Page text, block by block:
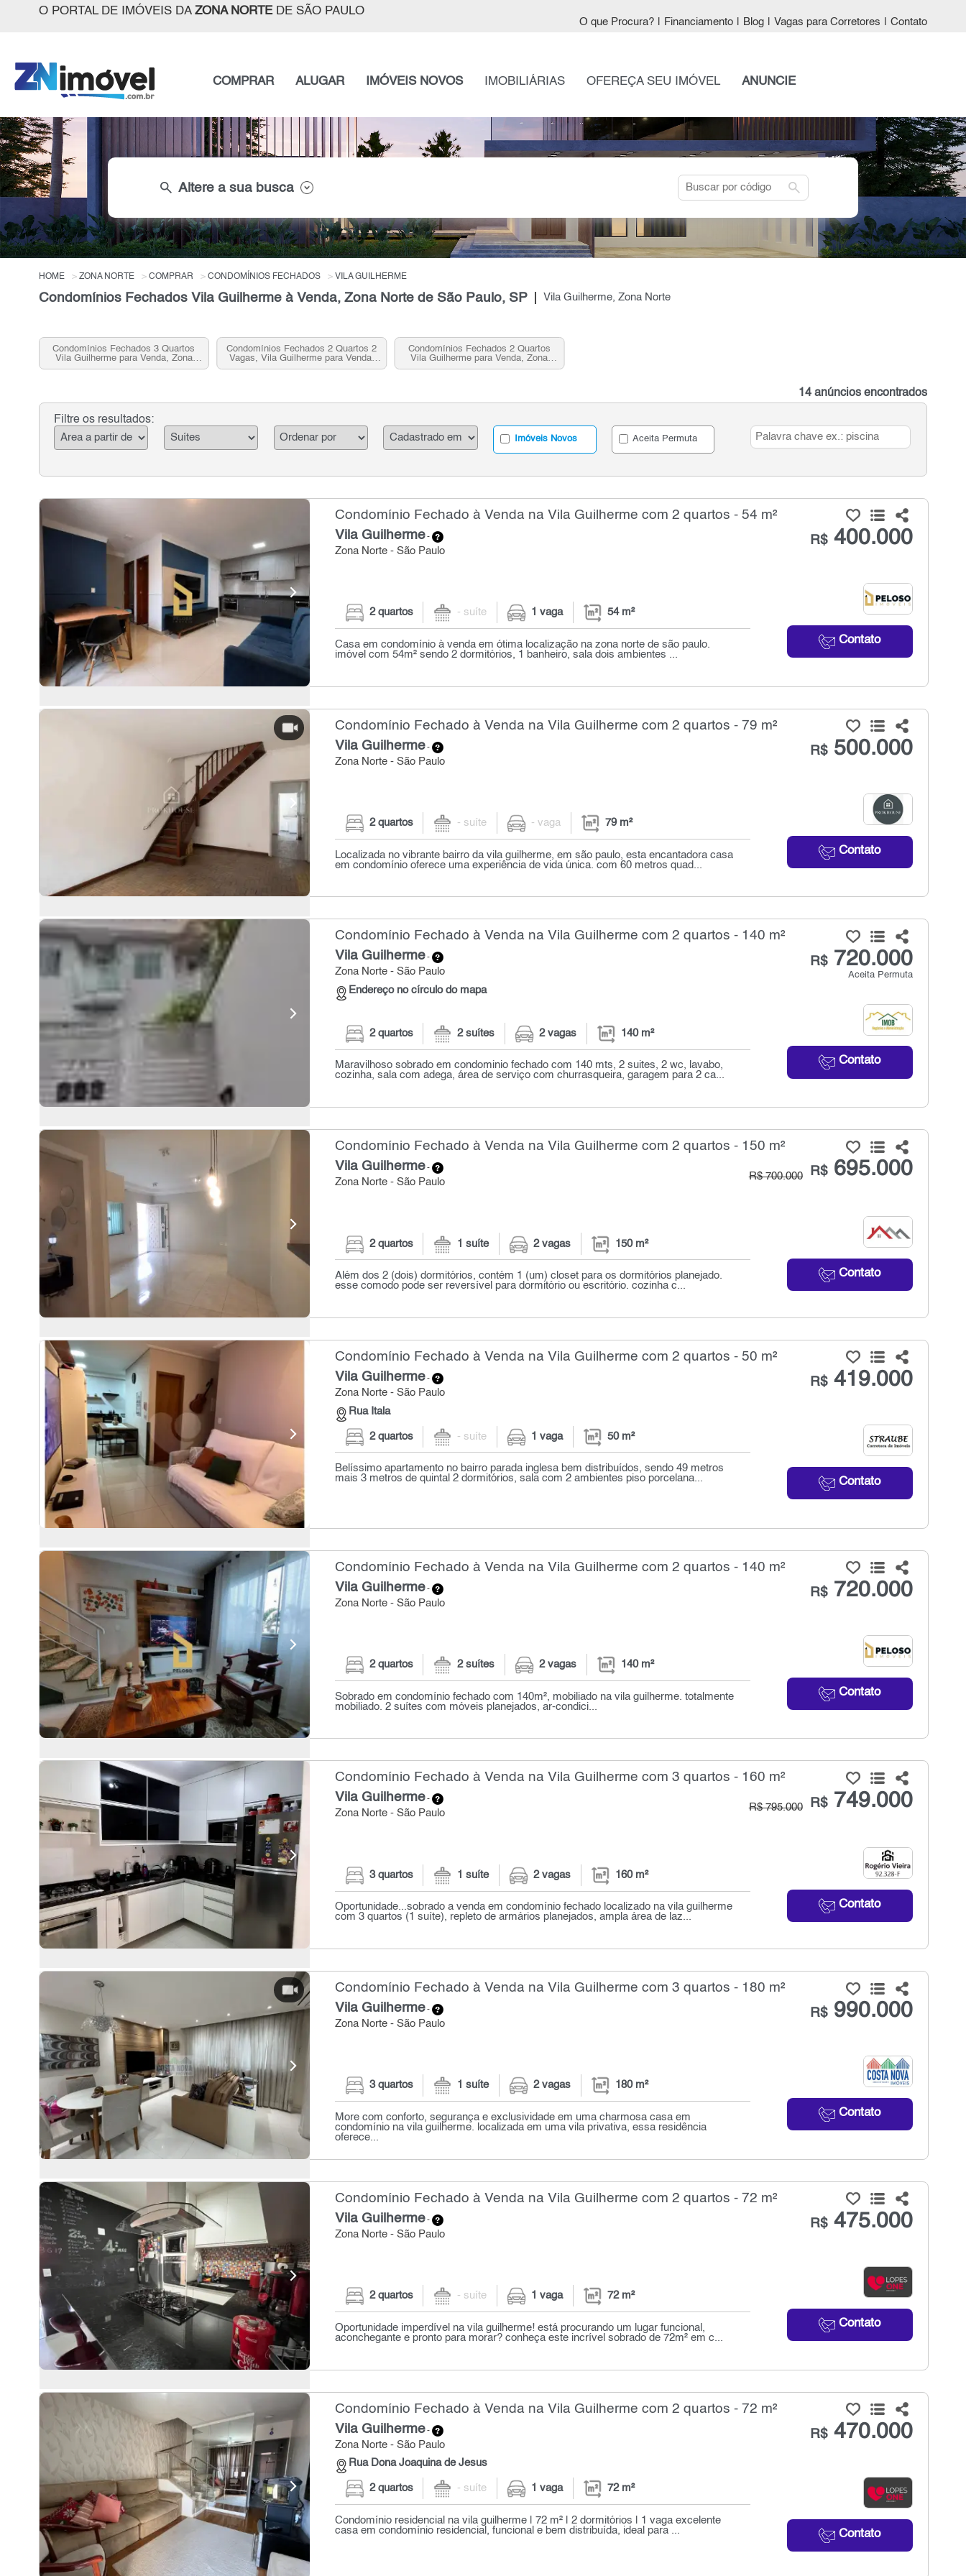
O PORTAL DE IMÓVEIS DA ZONA NORTEDE SÃO PAULO
O que Procura? Financiamento Blog Vagas para Corretores Contato
COMPRAR ALUGAR IMÓVEIS NOVOS IMOBILIÁRIAS OFEREÇA SEU IMÓVEL ANUNCIE
search Altere a sua busca search
HOME ZONA NORTE COMPRAR CONDOMÍNIOS FECHADOS VILA GUILHERME
Condomínios Fechados Vila Guilherme à Venda, Zona Norte de São Paulo, SP Vila Guilherme, Zona Norte
Condomínios Fechados 3 Quartos
Vila Guilherme para Venda, Zona
Norte, SP
Condomínios Fechados 2 Quartos 2
Vagas, Vila Guilherme para Venda,
Zona Norte, SP
Condomínios Fechados 2 Quartos
Vila Guilherme para Venda, Zona
Norte, SP
14 anúncios encontrados
Filtre os resultados:
Imóveis Novos Aceita Permuta
Condomínio Fechado à Venda na Vila Guilherme com 2 quartos - 54 m²
Vila Guilherme-
Zona Norte - São Paulo
R$400.000
Contato
2 quartos - suíte 1 vaga 54 m²
Casa em condomínio à venda em ótima localização na zona norte de são paulo.
imóvel com 54m² sendo 2 dormitórios, 1 banheiro, sala dois ambientes ...
Condomínio Fechado à Venda na Vila Guilherme com 2 quartos - 79 m²
Vila Guilherme-
Zona Norte - São Paulo
R$500.000
Contato
2 quartos - suíte - vaga 79 m²
Localizada no vibrante bairro da vila guilherme, em são paulo, esta encantadora casa
em condomínio oferece uma experiência de vida única. com 60 metros quad...
Condomínio Fechado à Venda na Vila Guilherme com 2 quartos - 140 m²
Vila Guilherme-
Zona Norte - São Paulo
Endereço no círculo do mapa
R$720.000
Aceita Permuta
Contato
2 quartos 2 suítes 2 vagas 140 m²
Maravilhoso sobrado em condominio fechado com 140 mts, 2 suites, 2 wc, lavabo,
cozinha, sala com adega, área de serviço com churrasqueira, garagem para 2 ca...
Condomínio Fechado à Venda na Vila Guilherme com 2 quartos - 150 m²
Vila Guilherme-
Zona Norte - São Paulo
R$695.000
R$ 700.000
Contato
2 quartos 1 suíte 2 vagas 150 m²
Além dos 2 (dois) dormitórios, contém 1 (um) closet para os dormitórios planejado.
esse comodo pode ser reversível para dormitório ou escritório. cozinha c...
Condomínio Fechado à Venda na Vila Guilherme com 2 quartos - 50 m²
Vila Guilherme-
Zona Norte - São Paulo
Rua Itala
R$419.000
Contato
2 quartos - suíte 1 vaga 50 m²
Belíssimo apartamento no bairro parada inglesa bem distribuídos, sendo 49 metros
mais 3 metros de quintal 2 dormitórios, sala com 2 ambientes piso porcelana...
Condomínio Fechado à Venda na Vila Guilherme com 2 quartos - 140 m²
Vila Guilherme-
Zona Norte - São Paulo
R$720.000
Contato
2 quartos 2 suítes 2 vagas 140 m²
Sobrado em condomínio fechado com 140m², mobiliado na vila guilherme. totalmente
mobiliado. 2 suítes com móveis planejados, ar-condici...
Condomínio Fechado à Venda na Vila Guilherme com 3 quartos - 160 m²
Vila Guilherme-
Zona Norte - São Paulo
R$749.000
R$ 795.000
Contato
3 quartos 1 suíte 2 vagas 160 m²
Oportunidade...sobrado a venda em condomínio fechado localizado na vila guilherme
com 3 quartos (1 suíte), repleto de armários planejados, ampla área de laz...
Condomínio Fechado à Venda na Vila Guilherme com 3 quartos - 180 m²
Vila Guilherme-
Zona Norte - São Paulo
R$990.000
Contato
3 quartos 1 suíte 2 vagas 180 m²
More com conforto, segurança e exclusividade em uma charmosa casa em
condomínio na vila guilherme. localizada em uma vila privativa, essa residência
oferece...
Condomínio Fechado à Venda na Vila Guilherme com 2 quartos - 72 m²
Vila Guilherme-
Zona Norte - São Paulo
R$475.000
Contato
2 quartos - suíte 1 vaga 72 m²
Oportunidade imperdível na vila guilherme! está procurando um lugar funcional,
aconchegante e pronto para morar? conheça este incrível sobrado de 72m² em c...
Condomínio Fechado à Venda na Vila Guilherme com 2 quartos - 72 m²
Vila Guilherme-
Zona Norte - São Paulo
Rua Dona Joaquina de Jesus
R$470.000
Contato
2 quartos - suíte 1 vaga 72 m²
Condomínio residencial na vila guilherme | 72 m² | 2 dormitórios | 1 vaga excelente
casa em condomínio residencial, funcional e bem distribuída, ideal para ...